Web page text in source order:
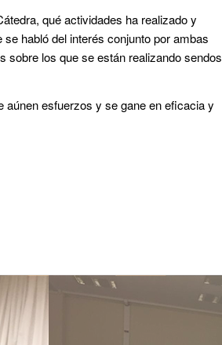
qué actividades ha realizado y
habló del interés conjunto por ambas
los que se están realizando sendos
aúnen esfuerzos y se gane en eficacia y